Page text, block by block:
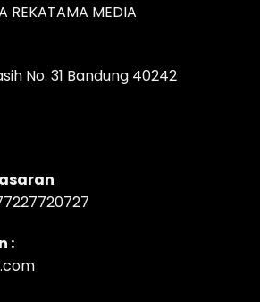
REKATAMA MEDIA
No. 31 Bandung 40242
: